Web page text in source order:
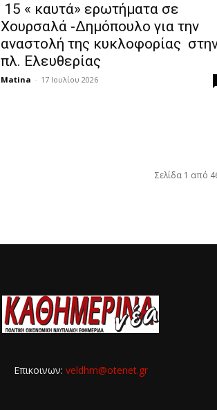
15 « καυτά» ερωτήματα σε
Χουρσαλά -Δημόπουλο για την
αναστολή της κυκλοφορίας
πλ. Ελευθερίας
Matina - 17 Ιουλίου 2026
Σελίδα 1 από
Επικοινων: veldhm@otenet.gr